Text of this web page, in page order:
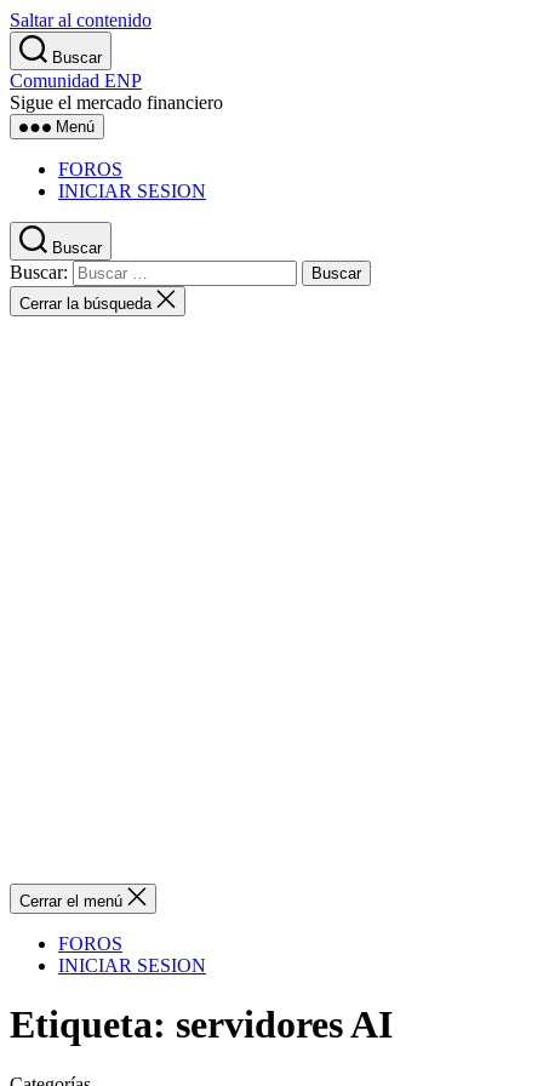
Saltar al contenido
Buscar
Comunidad ENP
Sigue el mercado financiero
Menú
FOROS
INICIAR SESION
Buscar
Buscar:
Cerrar la búsqueda
Cerrar el menú
FOROS
INICIAR SESION
Etiqueta: servidores AI